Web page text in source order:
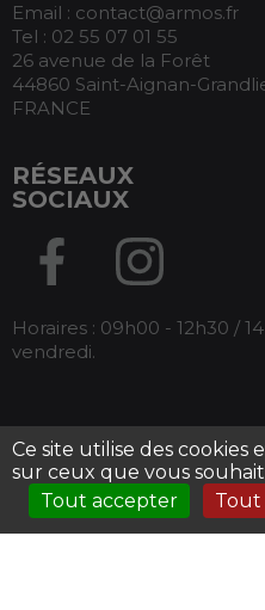
Email : contact@armos.fr
Tel : 02 55 07 01 55
26 avenue de la Forêt
44860 Saint-Aignan-
FRANCE
RÉSEAUX
SOCIAUX
Horaires : 09h00 - 12h30 /
vendredi.
Tous droits réservés
Conditions
Ce site utilise des
sur ceux que vous
Tout accepter